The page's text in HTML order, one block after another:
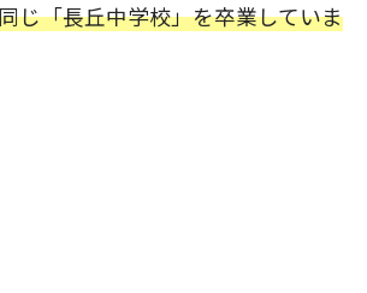
じ「長丘中学校」を卒業していま